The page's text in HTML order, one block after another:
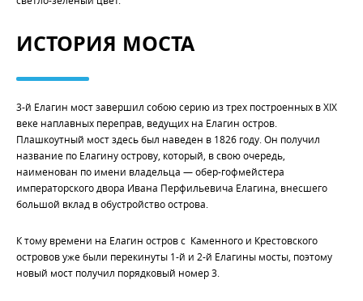
ИСТОРИЯ МОСТА
3-й Елагин мост завершил собою серию из трех построенных в XIX
веке наплавных переправ, ведущих на Елагин остров.
Плашкоутный мост здесь был наведен в 1826 году. Он получил
название по Елагину острову, который, в свою очередь,
наименован по имени владельца — обер-гофмейстера
императорского двора Ивана Перфильевича Елагина, внесшего
большой вклад в обустройство острова.
К тому времени на Елагин остров с Каменного и Крестовского
островов уже были перекинуты 1-й и 2-й Елагины мосты, поэтому
новый мост получил порядковый номер 3.